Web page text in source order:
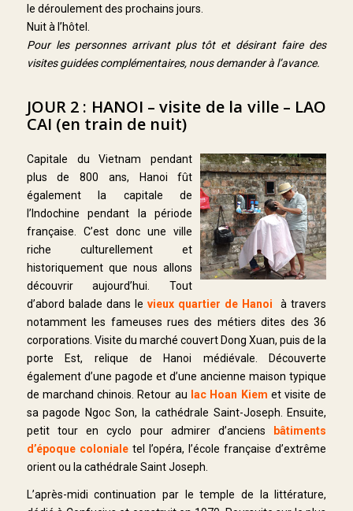
le déroulement des prochains jours.
Nuit à l’hôtel.
Pour les personnes arrivant plus tôt et désirant faire des
visites guidées complémentaires, nous demander à l’avance.
JOUR 2 : HANOI – visite de la ville – LAO
CAI (en train de nuit)
Capitale du Vietnam pendant
plus de 800 ans, Hanoi fût
également la capitale de
l’Indochine pendant la période
française. C’est donc une ville
riche culturellement et
historiquement que nous allons
découvrir aujourd’hui. Tout
d’abord balade dans le vieux quartier de Hanoi à travers
notamment les fameuses rues des métiers dites des 36
corporations. Visite du marché couvert Dong Xuan, puis de la
porte Est, relique de Hanoi médiévale. Découverte
également d’une pagode et d’une ancienne maison typique
de marchand chinois. Retour au lac Hoan Kiem et visite de
sa pagode Ngoc Son, la cathédrale Saint-Joseph. Ensuite,
petit tour en cyclo pour admirer d’anciens
bâtiments
d’époque colonialetel l’opéra, l’école française d’extrême
orient ou la cathédrale Saint Joseph.
L’après-midi continuation par le temple de la littérature,